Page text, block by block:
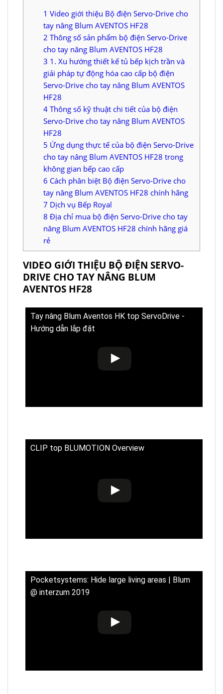
1 Video giới thiệu Bộ điện Servo-Drive cho
tay nâng Blum AVENTOS HF28
2 Thông số sản phẩm bộ điện Servo-Drive
cho tay nâng Blum AVENTOS HF28
3 1. Xu hướng thiết kế tủ bếp kịch trần và
giải pháp tự động hóa cao cấp bộ điện
Servo-Drive cho tay nâng Blum AVENTOS
HF28
4 Thông số kỹ thuật chi tiết của bộ điện
Servo-Drive cho tay nâng Blum AVENTOS
HF28
5 Ứng dụng thực tế của bộ điện Servo-Drive
cho tay nâng Blum AVENTOS HF28 trong
không gian bếp cao cấp
6 Cách phân biệt Bộ điện Servo-Drive cho
tay nâng Blum AVENTOS HF28 chính hãng
7 Dịch vụ Bếp Royal
8 Địa chỉ mua bộ điện Servo-Drive cho tay
nâng Blum AVENTOS HF28 chính hãng giá
rẻ
VIDEO GIỚI THIỆU BỘ ĐIỆN SERVO-
DRIVE CHO TAY NÂNG BLUM
AVENTOS HF28
Tay nâng Blum Aventos HK top ServoDrive -
Hướng dẫn lắp đặt
CLIP top BLUMOTION Overview
Pocketsystems: Hide large living areas | Blum
@ interzum 2019